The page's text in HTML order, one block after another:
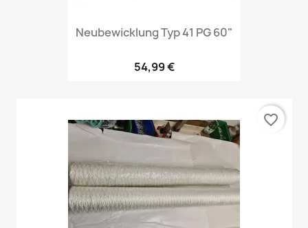
Neubewicklung Typ 41 PG 60"
54,99 €
favorite_border